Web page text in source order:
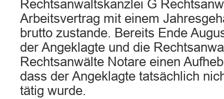
Rechtsanwaltskanzlei G
Arbeitsvertrag mit einem
brutto zustande. Bereits Ende
der Angeklagte und die
Rechtsanwälte Notare einen
dass der Angeklagte tatsächlich
tätig wurde.